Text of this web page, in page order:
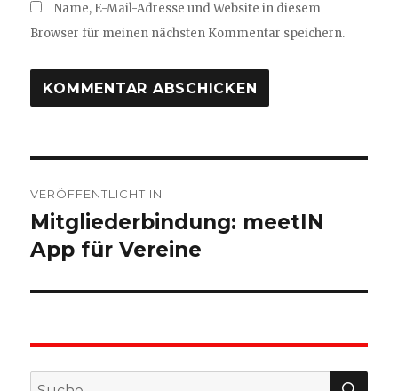
Name, E-Mail-Adresse und Website in diesem
Browser für meinen nächsten Kommentar speichern.
VERÖFFENTLICHT IN
Mitgliederbindung: meetIN
App für Vereine
Suche